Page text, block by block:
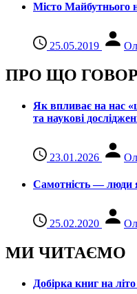
Місто Майбутнього
25.05.2019
ПРО ЩО
Як впливає на нас
та наукові
23.01.2026
Самотність — люди
25.02.2020
МИ ЧИТАЄМО
Добірка книг на